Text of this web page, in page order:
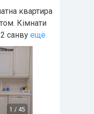
квартира
Кімнати
санву ещё
1 / 45